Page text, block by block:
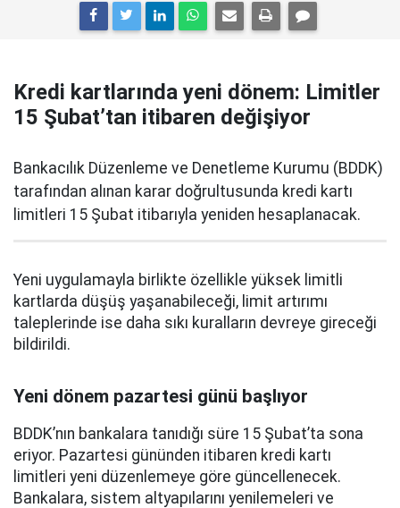
Kredi kartlarında yeni dönem: Limitler
15 Şubat’tan itibaren değişiyor
Bankacılık Düzenleme ve Denetleme Kurumu (BDDK)
tarafından alınan karar doğrultusunda kredi kartı
limitleri 15 Şubat itibarıyla yeniden hesaplanacak.
Yeni uygulamayla birlikte özellikle yüksek limitli
kartlarda düşüş yaşanabileceği, limit artırımı
taleplerinde ise daha sıkı kuralların devreye gireceği
bildirildi.
Yeni dönem pazartesi günü başlıyor
BDDK’nın bankalara tanıdığı süre 15 Şubat’ta sona
eriyor. Pazartesi gününden itibaren kredi kartı
limitleri yeni düzenlemeye göre güncellenecek.
Bankalara, sistem altyapılarını yenilemeleri ve